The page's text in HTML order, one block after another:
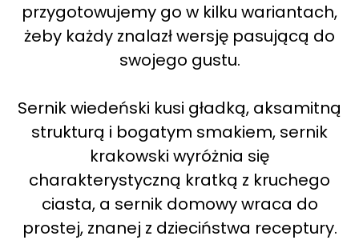
przygotowujemy go w kilku wariantach,
żeby każdy znalazł wersję pasującą do
swojego gustu.
Sernik wiedeński kusi gładką, aksamitną
strukturą i bogatym smakiem, sernik
krakowski wyróżnia się
charakterystyczną kratką z kruchego
ciasta, a sernik domowy wraca do
prostej, znanej z dzieciństwa receptury.